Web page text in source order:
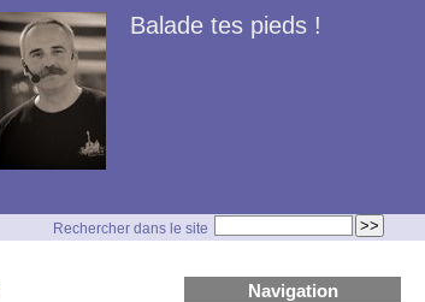
Balade tes pieds !
Rechercher dans le site
Navigation